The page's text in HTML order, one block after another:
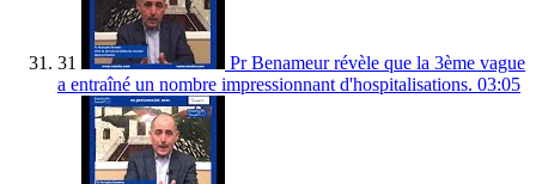
31
Pr Benameur révèle que la 3ème vague
a entraîné un nombre impressionnant d'hospitalisations. 03:05